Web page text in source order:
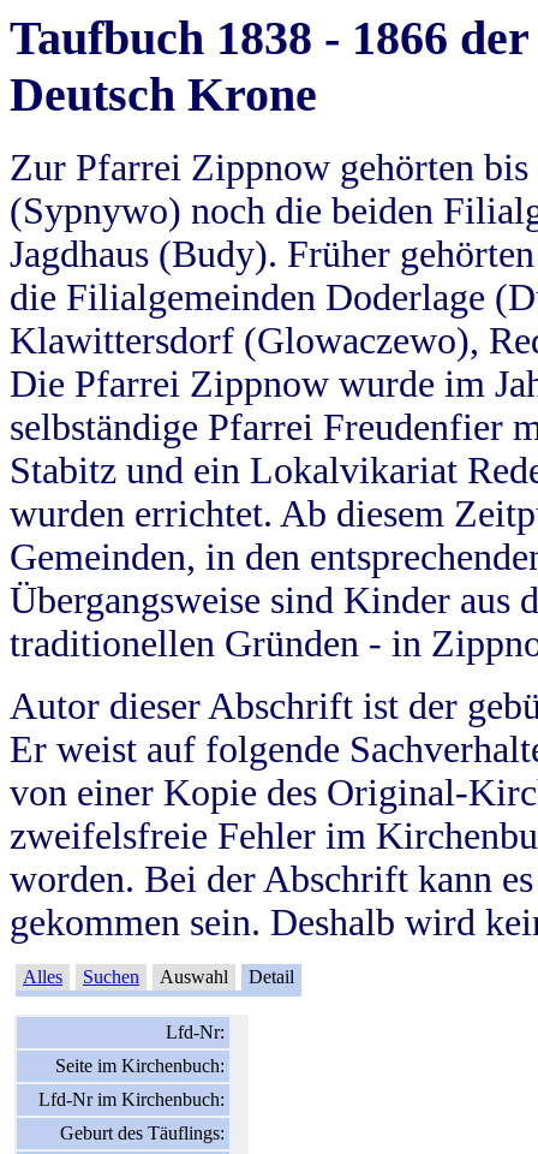
Taufbuch 1838 - 1866
Deutsch Krone
Zur Pfarrei Zippnow gehörten
(Sypnywo) noch die beiden
Jagdhaus (Budy). Früher
die Filialgemeinden Doderlage
Klawittersdorf (Glowaczewo),
Die Pfarrei Zippnow wurde im
selbständige Pfarrei Freudenfier
Stabitz und ein Lokalvikariat
wurden errichtet. Ab diesem
Gemeinden, in den
Übergangsweise sind Kinder aus
traditionellen Gründen - in
Autor dieser Abschrift ist der
Er weist auf folgende
von einer Kopie des Original-
zweifelsfreie Fehler im
worden. Bei der Abschrift kann
gekommen sein. Deshalb wird
Alles Suchen Auswahl Detail
Lfd-Nr:
Seite im Kirchenbuch:
Lfd-Nr im Kirchenbuch:
Geburt des Täuflings: